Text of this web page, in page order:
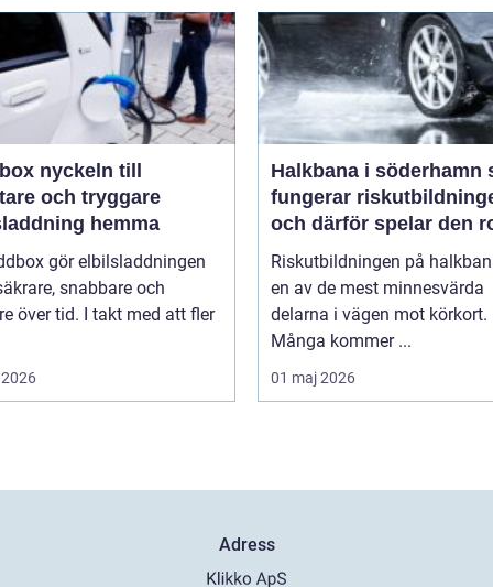
till
och tryggare
hemma
gör elbilsladdningen
snabbare och
över tid. I takt med att fler
Halkbana i söderhamn så
fungerar
och därför spelar den
Riskutbildningen på
en av de mest minnesvärda
delarna i vägen mot körkort.
Många kommer ...
01 maj 2026
Adress